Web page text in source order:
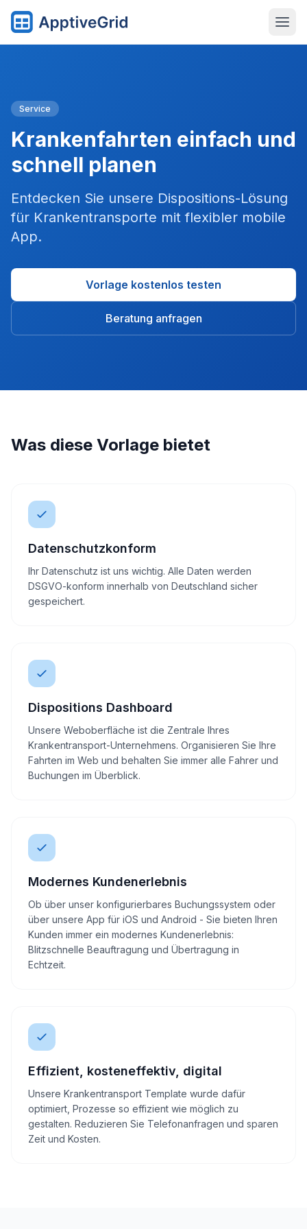
Service
Krankenfahrten einfach und
schnell planen
Entdecken Sie unsere Dispositions-Lösung
für Krankentransporte mit flexibler mobile
App.
Vorlage kostenlos testen
Beratung anfragen
Was diese Vorlage bietet
Datenschutzkonform
Ihr Datenschutz ist uns wichtig. Alle Daten werden
DSGVO-konform innerhalb von Deutschland sicher
gespeichert.
Dispositions Dashboard
Unsere Weboberfläche ist die Zentrale Ihres
Krankentransport-Unternehmens. Organisieren Sie Ihre
Fahrten im Web und behalten Sie immer alle Fahrer und
Buchungen im Überblick.
Modernes Kundenerlebnis
Ob über unser konfigurierbares Buchungssystem oder
über unsere App für iOS und Android - Sie bieten Ihren
Kunden immer ein modernes Kundenerlebnis:
Blitzschnelle Beauftragung und Übertragung in
Echtzeit.
Effizient, kosteneffektiv, digital
Unsere Krankentransport Template wurde dafür
optimiert, Prozesse so effizient wie möglich zu
gestalten. Reduzieren Sie Telefonanfragen und sparen
Zeit und Kosten.